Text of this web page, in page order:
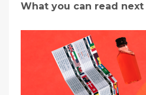
What you can read next